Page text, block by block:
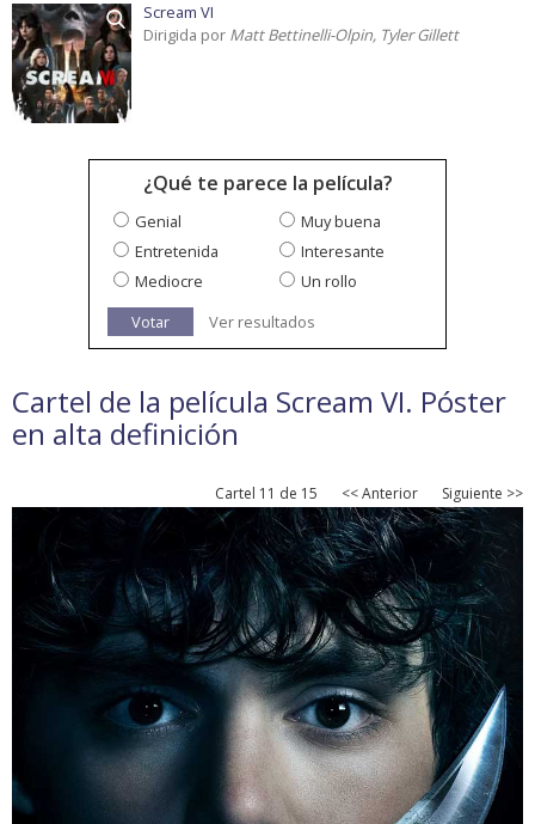
Scream VI
Dirigida por Matt Bettinelli-Olpin, Tyler Gillett
¿Qué te parece la película?
Genial
Muy buena
Entretenida
Interesante
Mediocre
Un rollo
Votar
Ver resultados
Cartel de la película Scream VI. Póster
en alta definición
Cartel 11 de 15 << Anterior Siguiente >>